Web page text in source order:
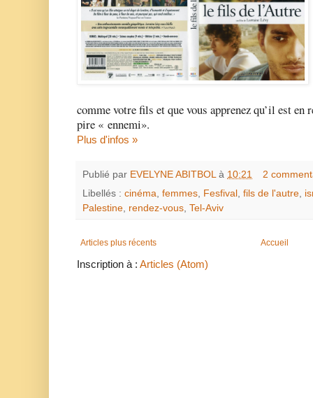
comme votre fils et que vous apprenez qu’il est
pire « ennemi».
Plus d'infos »
Publié par EVELYNE ABITBOL à 10:21
2
Libellés : cinéma femmes Fesfival fils de l'autre
Palestine rendez-vous Tel-Aviv
Articles plus récents Accueil
Inscription à : Articles (Atom)